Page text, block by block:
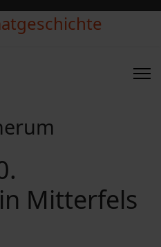
Mitterfels